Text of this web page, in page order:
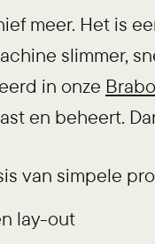
meer. Het is
slimmer,
in onze
en beheert.
van simpele
lay-out